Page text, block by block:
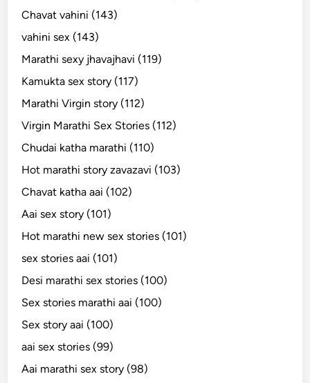
Chavat vahini (143)
vahini sex (143)
Marathi sexy jhavajhavi (119)
Kamukta sex story (117)
Marathi Virgin story (112)
Virgin Marathi Sex Stories (112)
Chudai katha marathi (110)
Hot marathi story zavazavi (103)
Chavat katha aai (102)
Aai sex story (101)
Hot marathi new sex stories (101)
sex stories aai (101)
Desi marathi sex stories (100)
Sex stories marathi aai (100)
Sex story aai (100)
aai sex stories (99)
Aai marathi sex story (98)